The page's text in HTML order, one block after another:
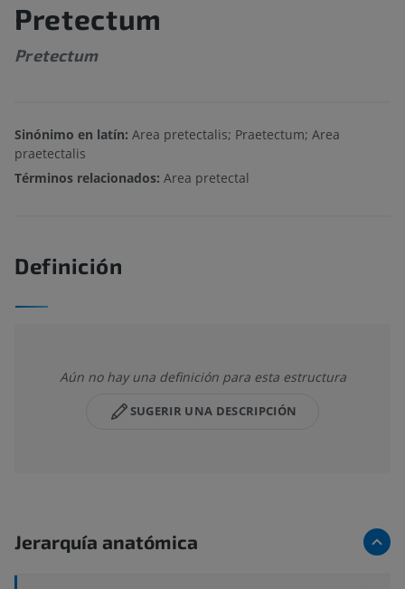
Pretectum
Pretectum
Sinónimo en latín: Area pretectalis; Praetectum; Area
praetectalis
Términos relacionados: Area pretectal
Definición
Aún no hay una definición para esta estructura
SUGERIR UNA DESCRIPCIÓN
Jerarquía anatómica